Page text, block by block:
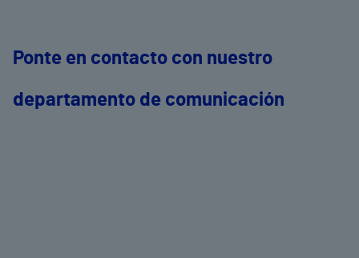
Ponte en contacto con nuestro
departamento de comunicación